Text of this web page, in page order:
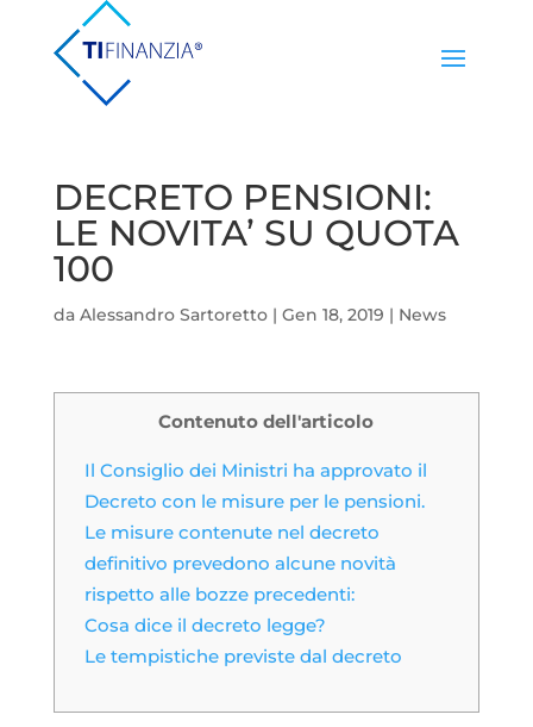
DECRETO PENSIONI:
LE NOVITA’ SU QUOTA
100
da Alessandro Sartoretto| Gen 18, 2019 | News
Contenuto dell'articolo
Il Consiglio dei Ministri ha approvato il
Decreto con le misure per le pensioni.
Le misure contenute nel decreto
definitivo prevedono alcune novità
rispetto alle bozze precedenti:
Cosa dice il decreto legge?
Le tempistiche previste dal decreto